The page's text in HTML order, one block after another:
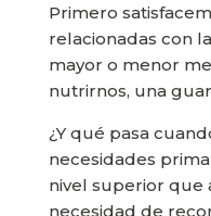
Primero
relacionadas con
mayor o menor
nutrirnos, una
¿Y qué pasa
necesidades
nivel superior que
necesidad de